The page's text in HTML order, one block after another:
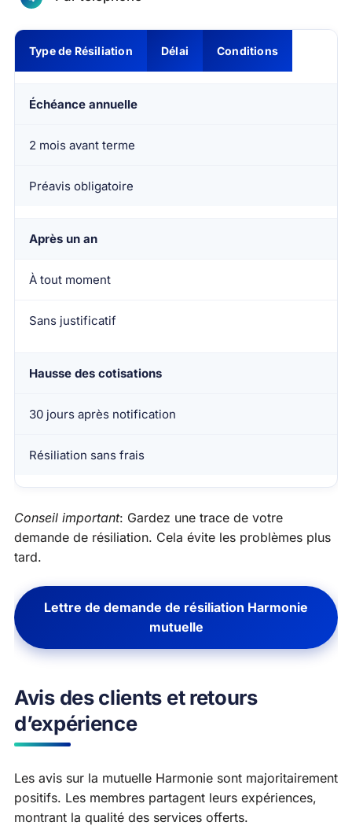
Type de Résiliation Délai Conditions
Échéance annuelle
2 mois avant terme
Préavis obligatoire
Après un an
À tout moment
Sans justificatif
Hausse des cotisations
30 jours après notification
Résiliation sans frais
Conseil important: Gardez une trace de votre
demande de résiliation. Cela évite les problèmes plus
tard.
Lettre de demande de résiliation Harmonie
mutuelle
Avis des clients et retours
d’expérience
Les avis sur la mutuelle Harmonie sont majoritairement
positifs. Les membres partagent leurs expériences,
montrant la qualité des services offerts.